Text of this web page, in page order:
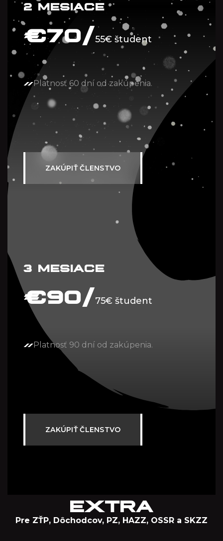
2 MESIACE
€70/55€ študent
Platnosť 60 dní od zakúpenia.
ZAKÚPIŤ ČLENSTVO
3 MESIACE
€90/75€ študent
Platnosť 90 dní od zakúpenia.
ZAKÚPIŤ ČLENSTVO
EXTRA
Pre ZŤP, Dôchodcov, PZ, HAZZ, OSSR a SKZZ